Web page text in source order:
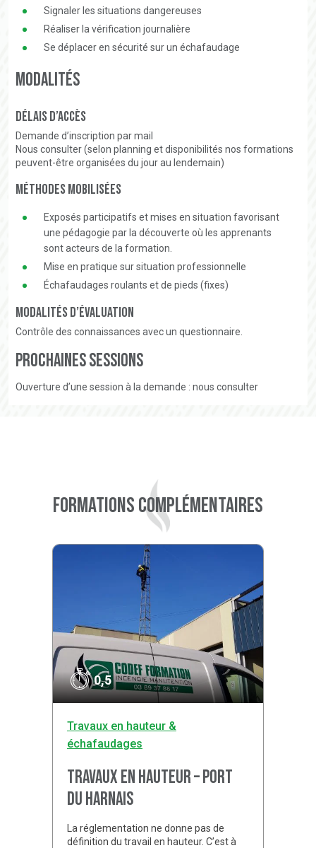
Signaler les situations dangereuses
Réaliser la vérification journalière
Se déplacer en sécurité sur un échafaudage
Modalités
Délais d’accès
Demande d’inscription par mail
Nous consulter (selon planning et disponibilités nos formations
peuvent-être organisées du jour au lendemain)
Méthodes mobilisées
Exposés participatifs et mises en situation favorisant
une pédagogie par la découverte où les apprenants
sont acteurs de la formation.
Mise en pratique sur situation professionnelle
Échafaudages roulants et de pieds (fixes)
Modalités d’évaluation
Contrôle des connaissances avec un questionnaire.
Prochaines sessions
Ouverture d’une session à la demande : nous consulter
Formations complémentaires
0,5
Travaux en hauteur &
échafaudages
Travaux en hauteur – Port
du harnais
La réglementation ne donne pas de
définition du travail en hauteur. C’est à